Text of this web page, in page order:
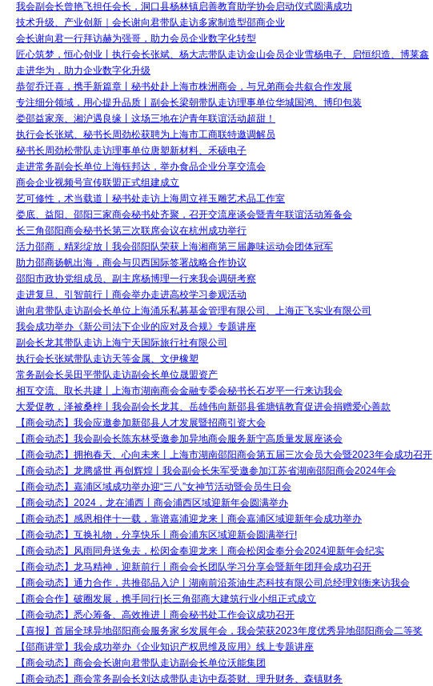
我会副会长曾艳飞担任会长，洞口县杨林镇启善教育助学协会启动仪式圆满成功
技术升级、产业创新｜会长谢向君带队走访多家制造型邵商企业
会长谢向君一行拜访赫为强哥，助力会员企业数字化转型
匠心筑梦，恒心创业丨执行会长张斌、杨大志带队走访金山会员企业雪杨电子、启恒织造、博莱鑫
走进华为，助力企业数字化升级
恭贺乔迁喜，携手新篇章丨秘书处赴上海市株洲商会，与兄弟商会共叙合作发展
专注细分领域，用心提升品质丨副会长梁朝带队走访理事单位华城国鸿、博印包装
娄邵益家亲、湘沪遇良缘丨这场三地在沪青年联谊活动超甜！
执行会长张斌、秘书长周劲松获聘为上海市工商联特邀调解员
秘书长周劲松带队走访理事单位唐塑新材料、禾硕电子
走进常务副会长单位上海钰邦达，举办食品企业分享交流会
商会企业视频号宣传联盟正式组建成立
艺可修性，术当载道丨秘书处走访上海周立祥玉雕艺术品工作室
娄底、益阳、邵阳三家商会秘书处齐聚，召开交流座谈会暨青年联谊活动筹备会
长三角邵阳商会秘书长第三次联席会议在杭州成功举行
活力邵商，精彩绽放丨我会邵阳队荣获上海湘商第三届趣味运动会团体冠军
助力邵商扬帆出海，商会与贝西国际签署战略合作协议
邵阳市政协党组成员、副主席杨博理一行来我会调研考察
走进复旦、引智前行丨商会举办走进高校学习参观活动
谢向君带队走访副会长单位上海涌乐私募基金管理有限公司、上海正飞实业有限公司
我会成功举办《新公司法下企业的应对及合规》专题讲座
副会长龙其带队走访上海宁天国际旅行社有限公司
执行会长张斌带队走访天等金属、文伊橡塑
常务副会长吴田平带队走访副会长单位晟盟资产
相互交流、取长共建丨上海市湖南商会金融专委会秘书长石岁平一行来访我会
大爱促教，泽被桑梓丨我会副会长龙其、岳雄伟向新邵县雀塘镇教育促进会捐赠爱心善款
【商会动态】我会应邀参加新邵县人才发展暨招商引资大会
【商会动态】我会副会长陈东林受邀参加异地商会服务新宁高质量发展座谈会
【商会动态】拥抱春天、心向未来丨上海市湖南邵阳商会第五届三次会员大会暨2023年会成功召开
【商会动态】龙腾盛世 再创辉煌丨我会副会长朱军受邀参加江苏省湖南邵阳商会2024年会
【商会动态】嘉浦区域成功举办迎“三八”女神节活动暨会员生日会
【商会动态】2024，龙在浦西丨商会浦西区域迎新年会圆满举办
【商会动态】感恩相伴十一载，靠谱嘉浦迎龙来丨商会嘉浦区域迎新年会成功举办
【商会动态】互换礼物，分享快乐丨商会浦东区域迎新会圆满举行!
【商会动态】风雨同舟送兔去，松闵金奉迎龙来丨商会松闵金奉分会2024迎新年会纪实
【商会动态】龙马精神，迎新前行丨商会会长团队学习分享会暨新年团拜会成功召开
【商会动态】通力合作，共推邵品入沪丨湖南前沿茶油生态科技有限公司总经理刘衡来访我会
【商会合作】破圈发展，携手同行|长三角邵商大建筑行业小组正式成立
【商会动态】悉心筹备、高效推进丨商会秘书处工作会议成功召开
【喜报】首届全球异地邵阳商会服务家乡发展年会，我会荣获2023年度优秀异地邵阳商会二等奖
【邵商讲堂】我会成功举办《企业知识产权思维及应用》线上专题讲座
【商会动态】商会会长谢向君带队走访副会长单位沃能集团
【商会动态】商会常务副会长刘达成带队走访中磊荟财、理升财务、森镇财务